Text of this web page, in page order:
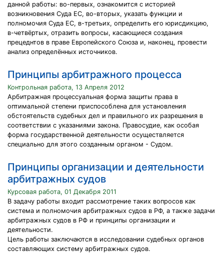
данной работы: во-первых, ознакомится с историей
возникновения Суда ЕС, во-вторых, указать функции и
полномочия Суда ЕС, в-третьих, определить его юрисдикцию,
в-четвёртых, отразить вопросы, касающиеся создания
прецеднтов в праве Европейского Союза и, наконец, провести
анализ определённых источников.
Принципы арбитражного процесса
Контрольная работа, 13 Апреля 2012
Арбитражная процессуальная форма защиты права в
оптимальной степени приспособлена для установления
обстоятельств судебных дел и правильного их разрешения в
соответствии с указаниями закона. Правосудие, как особая
форма государственной деятельности осуществляется
специально для этого созданным органом - Судом.
Принципы организации и деятельности
арбитражных судов
Курсовая работа, 01 Декабря 2011
В задачу работы входит рассмотрение таких вопросов как
система и полномочия арбитражных судов в РФ, а также задачи
арбитражных судов в РФ и принципы организации и
деятельности.
Цель работы заключаются в исследовании судебных органов
составляющих систему арбитражных судов.